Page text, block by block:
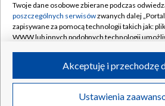
Rada Programowa
System NOS
Informacje o nadawcy
Program dla prasy
Kontakt
Kanały
©2026 Telewizja Polska
Twoje dane osobowe zbierane podczas
poszczególnych serwisówzwanych dalej
zapisywane za pomocą technologii takich jak:
WWW lub innych podobnych technologii
ruchu w Internecie.
Twoje dane osobowe zbierane podczas
poszczególnych serwisówna Portalu, takie jak
Ustawienia
Akceptuję i przechodzę